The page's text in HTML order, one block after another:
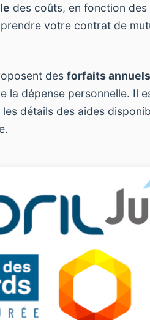
des coûts, en fonction
votre contrat de
des forfaits annuels
la dépense personnelle. Il
détails des aides